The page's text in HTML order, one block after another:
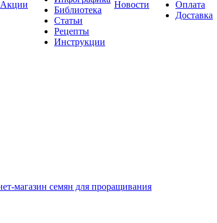
Акции
Библиотека
Статьи
Рецепты
Инструкции
Новости
Оплата
Доставка